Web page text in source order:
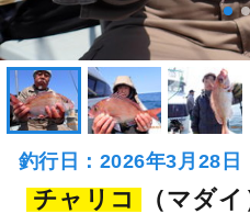
釣行日：2026年3月28日
チャリコ （マダイ